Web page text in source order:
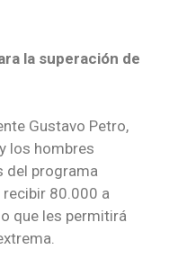
la superación de
Gustavo Petro,
los hombres
del programa
recibir 80.000 a
que les permitirá